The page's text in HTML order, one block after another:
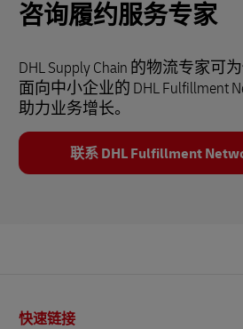
咨询履约服务专家
DHL Supply Chain 的物流专家可
面向中小企业的 DHL Fulfillment
助力业务增长。
联系 DHL Fulfillment
脚
快速链接